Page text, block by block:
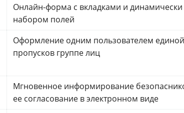
Онлайн-форма с вкладками и
набором полей
Оформление одним пользователем
пропусков группе лиц
Мгновенное информирование
ее согласование в электронном виде